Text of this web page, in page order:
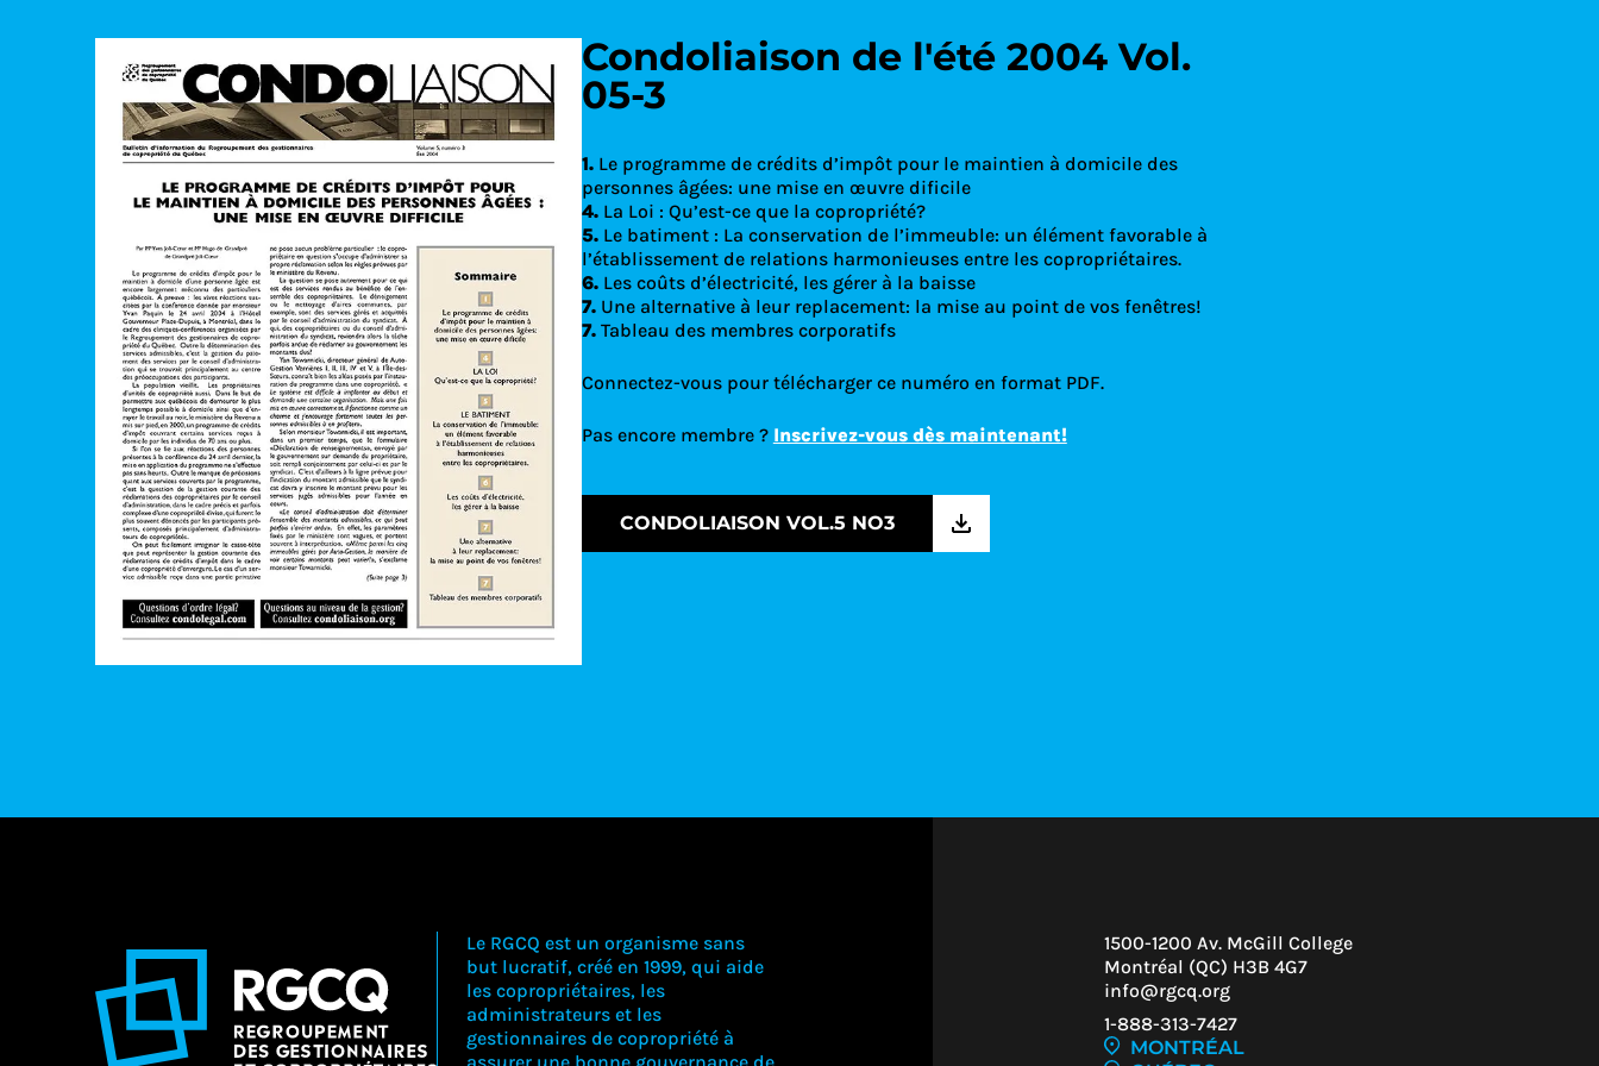
Condoliaison de l'été 2004 Vol.
05-3
1.Le programme de crédits d’impôt pour le maintien à domicile des
personnes âgées: une mise en œuvre dificile
4.La Loi : Qu’est-ce que la copropriété?
5.Le batiment : La conservation de l’immeuble: un élément favorable à
l’établissement de relations harmonieuses entre les copropriétaires.
6.Les coûts d’électricité, les gérer à la baisse
7.Une alternative à leur replacement: la mise au point de vos fenêtres!
7.Tableau des membres corporatifs
Connectez-vous pour télécharger ce numéro en format PDF.
Pas encore membre ? Inscrivez-vous dès maintenant!
CONDOLIAISON VOL.5 NO3
Le RGCQ est un organisme sans
but lucratif, créé en 1999, qui aide
les copropriétaires, les
administrateurs et les
gestionnaires de copropriété à
1500-1200 Av. McGill College
Montréal (QC) H3B 4G7
info@rgcq.org
1-888-313-7427
MONTRÉAL